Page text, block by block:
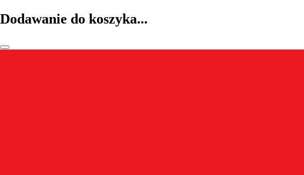
Dodawanie do koszyka...